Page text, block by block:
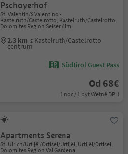
Pschoyerhof
St. Valentin/S.Valentino -
Kastelruth/Castelrotto, Kastelruth/Castelrotto,
Dolomites Region Seiser Alm
2.3 km z Kastelruth/Castelrotto
centrum
Südtirol Guest Pass
Od 68€
1 noc / 1 byt Včetně DPH
Apartments Serena
St. Ulrich/Urtijëi/Ortisei/Urtijëi, Urtijëi/Ortisei,
Dolomites Region Val Gardena